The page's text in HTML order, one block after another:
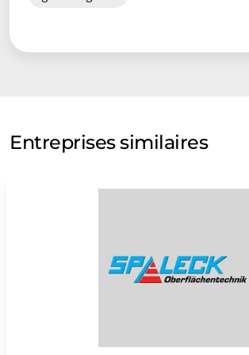
Entreprises similaires